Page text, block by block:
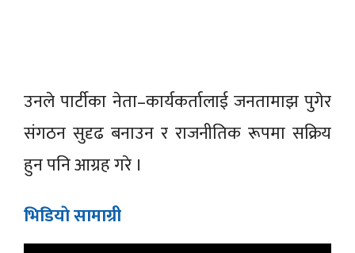
उनले पार्टीका नेता–कार्यकर्तालाई जनतामाझ पुगेर
संगठन सुदृढ बनाउन र राजनीतिक रूपमा सक्रिय
हुन पनि आग्रह गरे ।
भिडियाे सामाग्री